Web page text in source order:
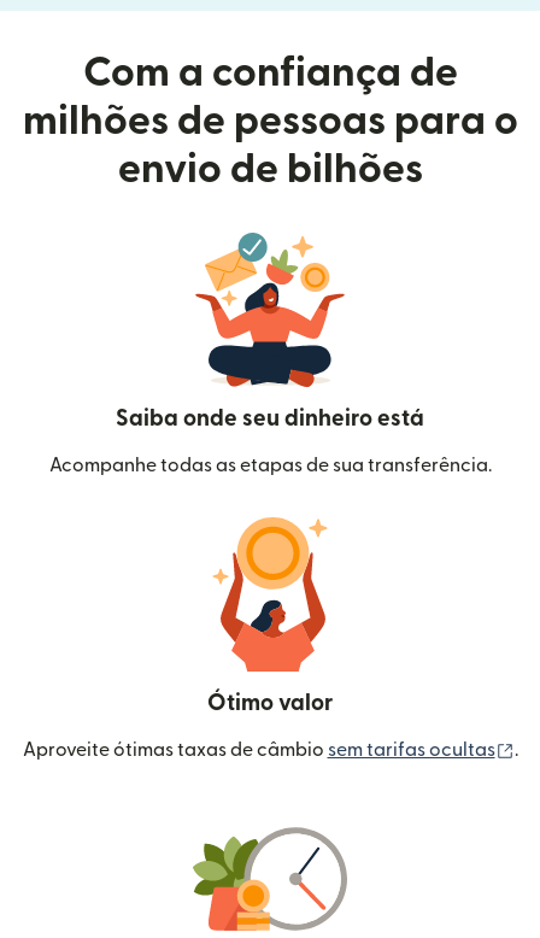
Com a confiança de
milhões de pessoas para o
envio de bilhões
Saiba onde seu dinheiro está
Acompanhe todas as etapas de sua transferência.
Ótimo valor
Aproveite ótimas taxas de câmbio sem tarifas ocultas .